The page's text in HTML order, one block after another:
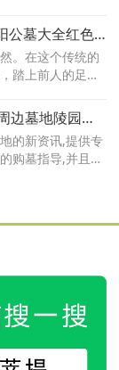
状、意义以及未
公墓大全红色
。在这个传统的
踏上前人的足
牲，我们才能享
边墓地陵园大
的新资讯,提供专
购墓指导,并且时